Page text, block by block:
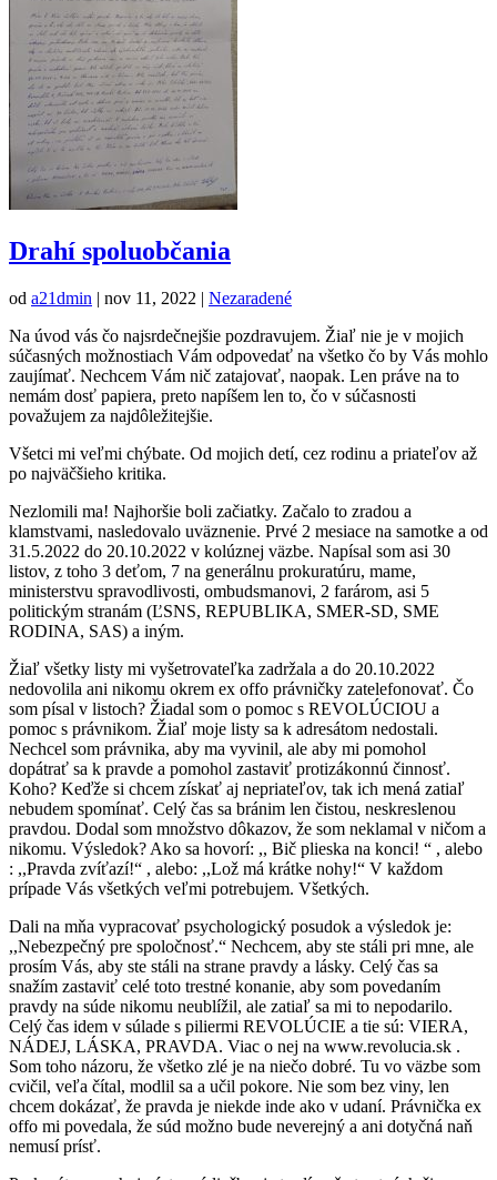
Drahí spoluobčania
od a21dmin | nov 11, 2022 | Nezaradené
Na úvod vás čo najsrdečnejšie pozdravujem. Žiaľ nie je v mojich
súčasných možnostiach Vám odpovedať na všetko čo by Vás mohlo
zaujímať. Nechcem Vám nič zatajovať, naopak. Len práve na to
nemám dosť papiera, preto napíšem len to, čo v súčasnosti
považujem za najdôležitejšie.
Všetci mi veľmi chýbate. Od mojich detí, cez rodinu a priateľov až
po najväčšieho kritika.
Nezlomili ma! Najhoršie boli začiatky. Začalo to zradou a
klamstvami, nasledovalo uväznenie. Prvé 2 mesiace na samotke a od
31.5.2022 do 20.10.2022 v kolúznej väzbe. Napísal som asi 30
listov, z toho 3 deťom, 7 na generálnu prokuratúru, mame,
ministerstvu spravodlivosti, ombudsmanovi, 2 farárom, asi 5
politickým stranám (ĽSNS, REPUBLIKA, SMER-SD, SME
RODINA, SAS) a iným.
Žiaľ všetky listy mi vyšetrovateľka zadržala a do 20.10.2022
nedovolila ani nikomu okrem ex offo právničky zatelefonovať. Čo
som písal v listoch? Žiadal som o pomoc s REVOLÚCIOU a
pomoc s právnikom. Žiaľ moje listy sa k adresátom nedostali.
Nechcel som právnika, aby ma vyvinil, ale aby mi pomohol
dopátrať sa k pravde a pomohol zastaviť protizákonnú činnosť.
Koho? Keďže si chcem získať aj nepriateľov, tak ich mená zatiaľ
nebudem spomínať. Celý čas sa bránim len čistou, neskreslenou
pravdou. Dodal som množstvo dôkazov, že som neklamal v ničom a
nikomu. Výsledok? Ako sa hovorí: ,, Bič plieska na konci! “ , alebo
: ,,Pravda zvíťazí!“ , alebo: ,,Lož má krátke nohy!“ V každom
prípade Vás všetkých veľmi potrebujem. Všetkých.
Dali na mňa vypracovať psychologický posudok a výsledok je:
,,Nebezpečný pre spoločnosť.“ Nechcem, aby ste stáli pri mne, ale
prosím Vás, aby ste stáli na strane pravdy a lásky. Celý čas sa
snažím zastaviť celé toto trestné konanie, aby som povedaním
pravdy na súde nikomu neublížil, ale zatiaľ sa mi to nepodarilo.
Celý čas idem v súlade s piliermi REVOLÚCIE a tie sú: VIERA,
NÁDEJ, LÁSKA, PRAVDA. Viac o nej na www.revolucia.sk .
Som toho názoru, že všetko zlé je na niečo dobré. Tu vo väzbe som
cvičil, veľa čítal, modlil sa a učil pokore. Nie som bez viny, len
chcem dokázať, že pravda je niekde inde ako v udaní. Právnička ex
offo mi povedala, že súd možno bude neverejný a ani dotyčná naň
nemusí prísť.